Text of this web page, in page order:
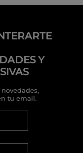
Y
tu email.